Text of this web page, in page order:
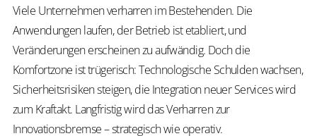
Viele Unternehmen verharren im Bestehenden. Die
Anwendungen laufen, der Betrieb ist etabliert, und
Veränderungen erscheinen zu aufwändig. Doch die
Komfortzone ist trügerisch: Technologische Schulden wachsen,
Sicherheitsrisiken steigen, die Integration neuer Services wird
zum Kraftakt. Langfristig wird das Verharren zur
Innovationsbremse – strategisch wie operativ.